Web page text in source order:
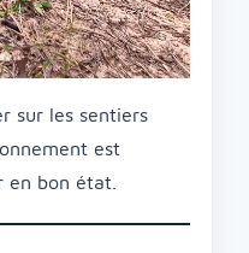
sur les sentiers
est
en bon état.